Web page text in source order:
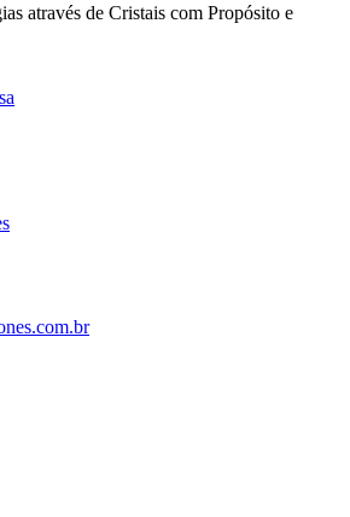
através de Cristais com Propósito e